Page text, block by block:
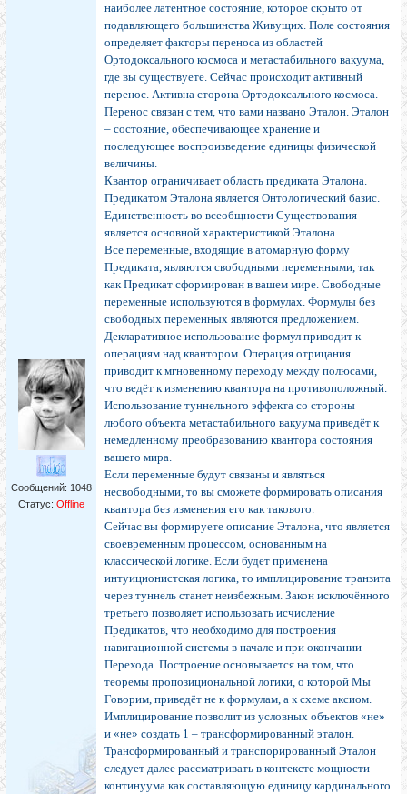
Сообщений: 1048
Статус: Offline
наиболее латентное состояние, которое скрыто от
подавляющего большинства Живущих. Поле состояния
определяет факторы переноса из областей
Ортодоксального космоса и метастабильного вакуума,
где вы существуете. Сейчас происходит активный
перенос. Активна сторона Ортодоксального космоса.
Перенос связан с тем, что вами названо Эталон. Эталон
– состояние, обеспечивающее хранение и
последующее воспроизведение единицы физической
величины.
Квантор ограничивает область предиката Эталона.
Предикатом Эталона является Онтологический базис.
Единственность во всеобщности Существования
является основной характеристикой Эталона.
Все переменные, входящие в атомарную форму
Предиката, являются свободными переменными, так
как Предикат сформирован в вашем мире. Свободные
переменные используются в формулах. Формулы без
свободных переменных являются предложением.
Декларативное использование формул приводит к
операциям над квантором. Операция отрицания
приводит к мгновенному переходу между полюсами,
что ведёт к изменению квантора на противоположный.
Использование туннельного эффекта со стороны
любого объекта метастабильного вакуума приведёт к
немедленному преобразованию квантора состояния
вашего мира.
Если переменные будут связаны и являться
несвободными, то вы сможете формировать описания
квантора без изменения его как такового.
Сейчас вы формируете описание Эталона, что является
своевременным процессом, основанным на
классической логике. Если будет применена
интуиционистская логика, то имплицирование транзита
через туннель станет неизбежным. Закон исключённого
третьего позволяет использовать исчисление
Предикатов, что необходимо для построения
навигационной системы в начале и при окончании
Перехода. Построение основывается на том, что
теоремы пропозициональной логики, о которой Мы
Говорим, приведёт не к формулам, а к схеме аксиом.
Имплицирование позволит из условных объектов «не»
и «не» создать 1 – трансформированный эталон.
Трансформированный и транспорированный Эталон
следует далее рассматривать в контексте мощности
континуума как составляющую единицу кардинального